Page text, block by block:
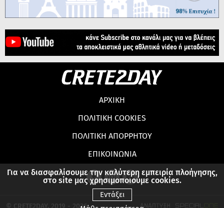
Για να διασφαλίσουμε την καλύτερη εμπειρία πλοήγησης,
στο site μας χρησιμοποιούμε cookies.
Εντάξει
ΑΡΧΙΚΗ
ΠΟΛΙΤΙΚΗ COOKIES
ΠΟΛΙΤΙΚΗ ΑΠΟΡΡΗΤΟΥ
ΕΠΙΚΟΙΝΩΝΙΑ
© CRETE2DAY, 2019 - 2026